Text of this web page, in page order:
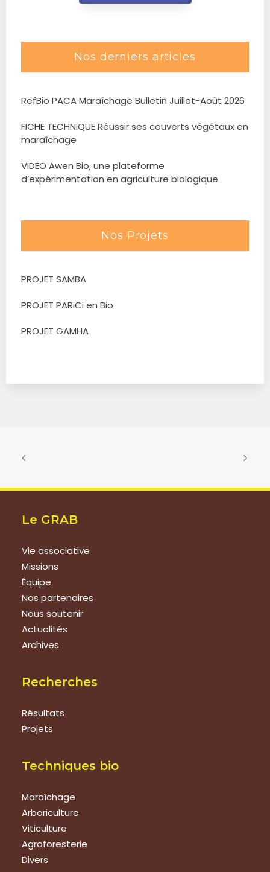
Nos derniers articles
RefBio PACA Maraîchage Bulletin Juillet-Août 2026
FICHE TECHNIQUE Réussir ses couverts végétaux en
maraîchage
VIDEO Awen Bio, une plateforme
d’expérimentation en agriculture biologique
Nos Projets
PROJET SAMBA
PROJET PARiCi en Bio
PROJET GAMHA
Le GRAB
Vie associative
Missions
Équipe
Nos partenaires
Nous soutenir
Actualités
Archives
Recherches
Résultats
Projets
Techniques bio
Maraîchage
Arboriculture
Viticulture
Agroforesterie
Divers